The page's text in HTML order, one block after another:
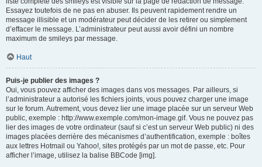
Essayez toutefois de ne pas en abuser. Ils peuvent rapidement rendre un
message illisible et un modérateur peut décider de les retirer ou simplement
d’effacer le message. L’administrateur peut aussi avoir défini un nombre
maximum de smileys par message.
Haut
Puis-je publier des images ?
Oui, vous pouvez afficher des images dans vos messages. Par ailleurs, si
l’administrateur a autorisé les fichiers joints, vous pouvez charger une image
sur le forum. Autrement, vous devez lier une image placée sur un serveur Web
public, exemple : http://www.exemple.com/mon-image.gif. Vous ne pouvez pas
lier des images de votre ordinateur (sauf si c’est un serveur Web public) ni des
images placées derrière des mécanismes d’authentification, exemple : boîtes
aux lettres Hotmail ou Yahoo!, sites protégés par un mot de passe, etc. Pour
afficher l’image, utilisez la balise BBCode [img].